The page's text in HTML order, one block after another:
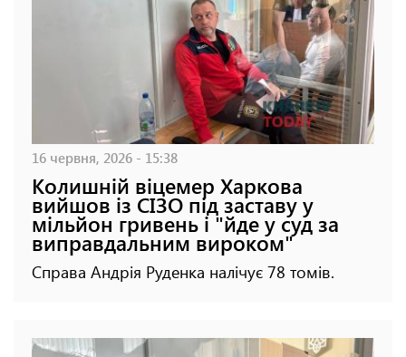
16 червня, 2026 - 15:38
Колишній віцемер Харкова
вийшов із СІЗО під заставу у
мільйон гривень і "йде у суд за
виправдальним вироком"
Справа Андрія Руденка налічує 78 томів.